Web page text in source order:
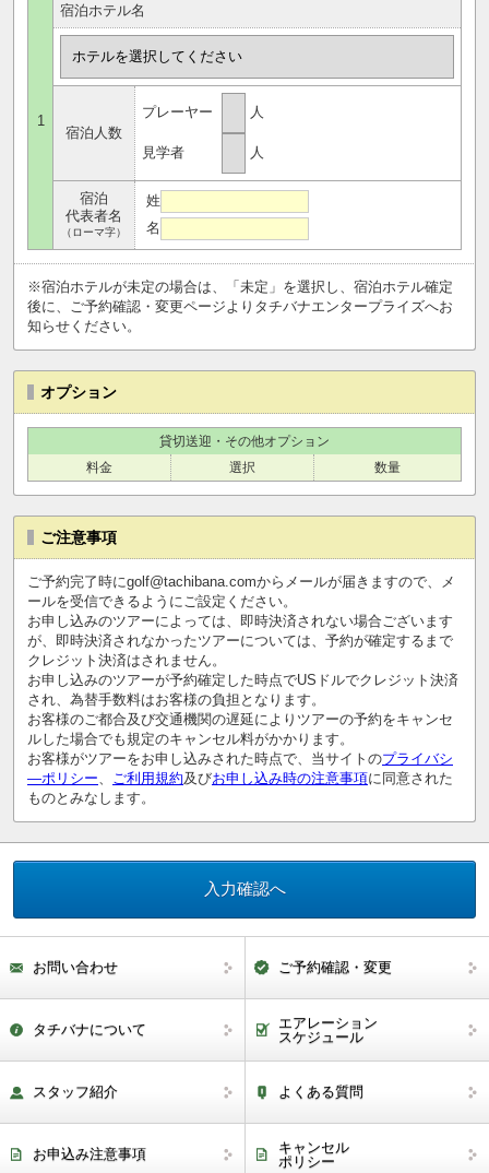
1
宿泊ホテル名
宿泊人数
プレーヤー 人
見学者 人
宿泊
代表者名
（ローマ字）
姓
名
※宿泊ホテルが未定の場合は、「未定」を選択し、宿泊ホテル確定
後に、ご予約確認・変更ページよりタチバナエンタープライズへお
知らせください。
オプション
貸切送迎・その他オプション
料金
選択 数量
ご注意事項
ご予約完了時にgolf@tachibana.comからメールが届きますので、メ
ールを受信できるようにご設定ください。
お申し込みのツアーによっては、即時決済されない場合ございます
が、即時決済されなかったツアーについては、予約が確定するまで
クレジット決済はされません。
お申し込みのツアーが予約確定した時点でUSドルでクレジット決済
され、為替手数料はお客様の負担となります。
お客様のご都合及び交通機関の遅延によりツアーの予約をキャンセ
ルした場合でも規定のキャンセル料がかかります。
お客様がツアーをお申し込みされた時点で、当サイトのプライバシ
―ポリシー
ご利用規約及びお申し込み時の注意事項に同意された
ものとみなします。
お問い合わせ ご予約確認・変更
タチバナについて
エアレーション
スケジュール
スタッフ紹介 よくある質問
お申込み注意事項
キャンセル
ポリシー